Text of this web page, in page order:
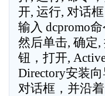
开, 运行, 对话框
输入 dcpromo命
然后单击, 确定,
钮，打开,
Directory安装向
对话框，并沿